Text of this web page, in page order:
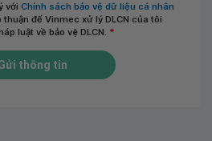
với Chính sách bảo vệ dữ liệu cá nhân
thuận để Vinmec xử lý DLCN của tôi
luật về bảo vệ DLCN. *
thông tin